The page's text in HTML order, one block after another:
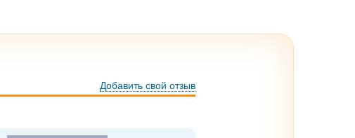
Добавить свой отзыв